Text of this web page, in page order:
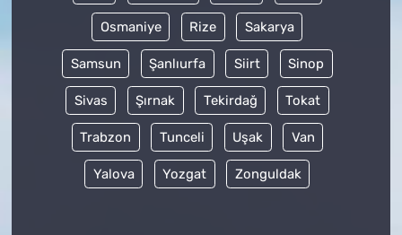
Osmaniye Rize Sakarya
Samsun Şanlıurfa Siirt Sinop
Sivas Şırnak Tekirdağ Tokat
Trabzon Tunceli Uşak Van
Yalova Yozgat Zonguldak